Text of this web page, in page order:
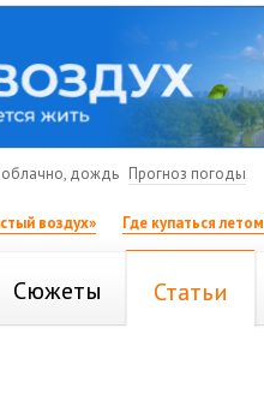
облачно, дождь Прогноз погоды
воздух» Где купаться
Сюжеты Статьи